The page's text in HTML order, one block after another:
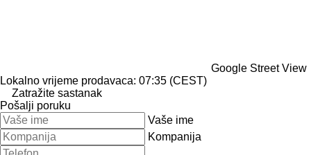
Google Street View
Lokalno vrijeme prodavaca: 07:35 (CEST)
Zatražite sastanak
Pošalji poruku
Vaše ime
Kompanija